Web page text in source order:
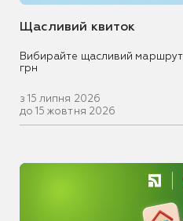
Щасливий квиток
Вибирайте щасливий
грн
з 15 липня 2026
до 15 жовтня 2026